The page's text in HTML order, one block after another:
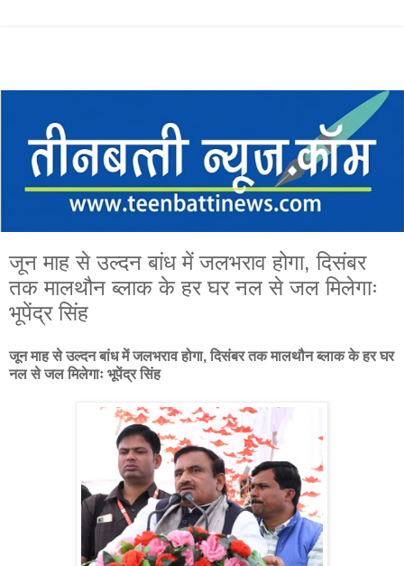
जून माह से उल्दन बांध में जलभराव होगा, दिसंबर
तक मालथौन ब्लाक के हर घर नल से जल मिलेगाः
भूपेंद्र सिंह
जून माह से उल्दन बांध में जलभराव होगा, दिसंबर तक मालथौन ब्लाक के हर घर
नल से जल मिलेगाः भूपेंद्र सिंह